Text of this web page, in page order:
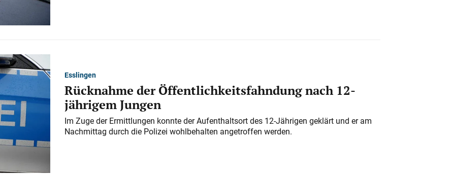
Esslingen
Rücknahme der Öffentlichkeitsfahndung nach 12-
jährigem Jungen
Im Zuge der Ermittlungen konnte der Aufenthaltsort des 12-Jährigen geklärt und er am
Nachmittag durch die Polizei wohlbehalten angetroffen werden.